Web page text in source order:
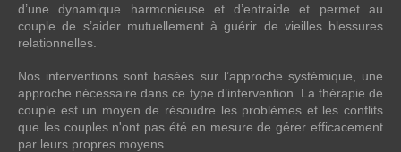
d’une dynamique harmonieuse et d’entraide et permet au
couple de s’aider mutuellement à guérir de vieilles blessures
relationnelles.
Nos interventions sont basées sur l’approche systémique, une
approche nécessaire dans ce type d’intervention. La thérapie de
couple est un moyen de résoudre les problèmes et les conflits
que les couples n'ont pas été en mesure de gérer efficacement
par leurs propres moyens.